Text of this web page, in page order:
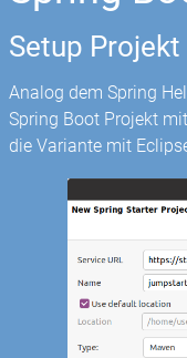
Setup Projekt
Analog dem Spring
Spring Boot Projekt
die Variante mit